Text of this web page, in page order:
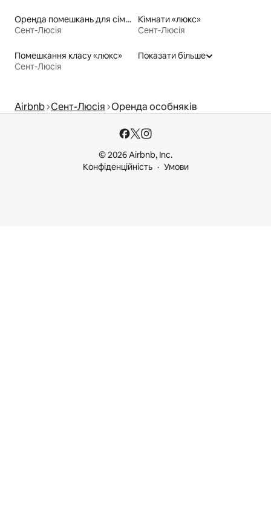
Оренда помешкань для сімей
Сент-Люсія
Кімнати «люкс»
Сент-Люсія
Помешкання класу «люкс»
Сент-Люсія
Показати більше
Airbnb Сент-Люсія Оренда особняків
© 2026 Airbnb, Inc.
Конфіденційність
Умови